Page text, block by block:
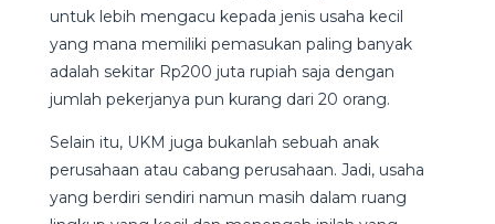
untuk lebih mengacu kepada jenis usaha kecil
yang mana memiliki pemasukan paling banyak
adalah sekitar Rp200 juta rupiah saja dengan
jumlah pekerjanya pun kurang dari 20 orang.
Selain itu, UKM juga bukanlah sebuah anak
perusahaan atau cabang perusahaan. Jadi, usaha
yang berdiri sendiri namun masih dalam ruang